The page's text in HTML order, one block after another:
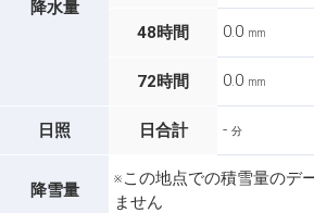
降水量
48時間 0.0 mm
72時間 0.0 mm
日照 日合計 - 分
降雪量
※この地点での積雪量のデ
ません